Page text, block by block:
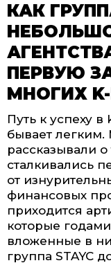
КАК
ПЕРВУЮ
МНОГИХ K-
Путь к успеху
бывает
рассказывали
сталкивались
от
финансовых
приходится
которые
вложенные в
группа STAYC